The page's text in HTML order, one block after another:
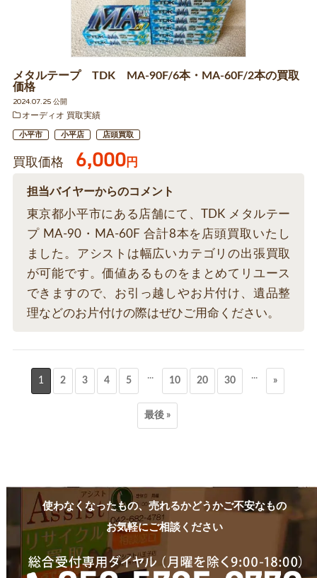
メタルテープ TDK MA-90F/6本・MA-60F/2本の買取
価格
2024.07.25 公開
オーディオ 買取実績
小平市 小平店 店頭買取
買取価格 6,000円
担当バイヤーからのコメント
東京都小平市にある店舗にて、TDK メタルテー
プ MA-90・MA-60F 合計8本を店頭買取いたし
ました。アシストは幅広いカテゴリの出張買取
が可能です。価値あるものをまとめてリユース
できますので、お引っ越しやお片付け、遺品整
理などのお片付けの際はぜひご用命ください。
1 2 3 4 5 ... 10 20 30 ... »
最後 »
使わなくなったもの、売れるかどうかご不安なもの
お気軽にご相談ください